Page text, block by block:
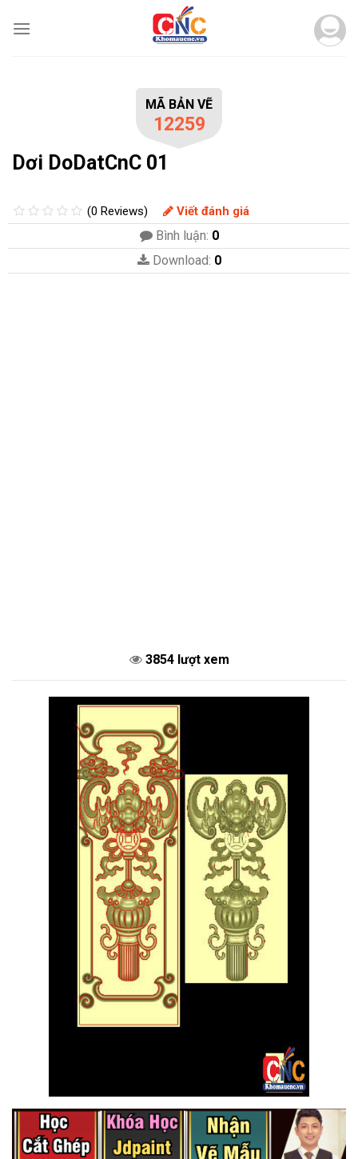
MÃ BẢN VẼ
12259
Dơi DoDatCnC 01
(0 Reviews) Viết đánh giá
Bình luận: 0
Download: 0
3854 lượt xem